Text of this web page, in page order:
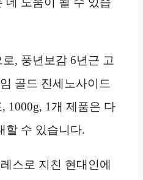
, 풍년보감 6년근 고
골드 진세노사이드
1000g, 1개 제품은 다
할 수 있습니다.
스로 지친 현대인에